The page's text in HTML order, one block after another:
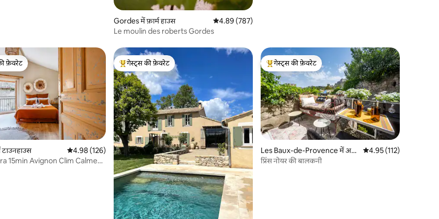
Gordes में फ़ार्म हाउस औसत रेटिंग 5 में से 4.89, 787 समीक्षाएँ
4.89 (787)
Le moulin des roberts Gordes
फ़ेवरेट
फ़ेवरेट
औसत रेटिंग 5 में से 4.98, 126 समीक्षाएँ
4.98 (126)
15min Avignon Clim Calme
गेस्ट्स का टॉप फ़ेवरेट
गेस्ट्स की फ़ेवरेट
गेस्ट्स का टॉप फ़ेवरेट
गेस्ट्स की फ़ेवरेट
Les Baux-de-Provence में अ
पार्टमेंट
औसत रेटिंग 5 में से 4.95,
4.95 (112)
प्रिंस नोयर की बालकनी